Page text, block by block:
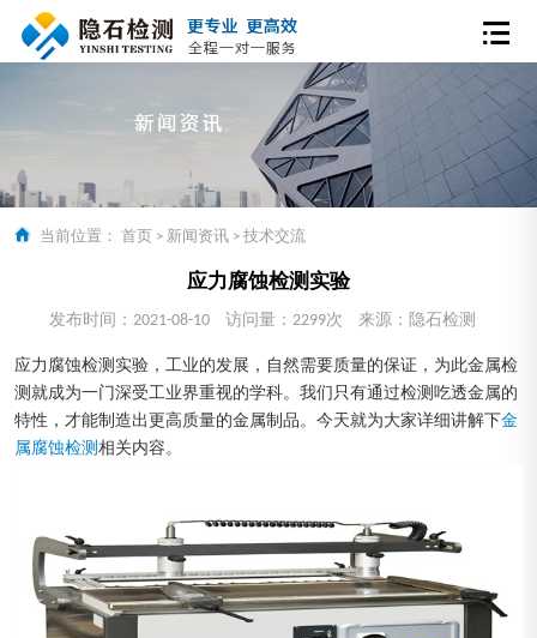
当前位置： 首页 > 新闻资讯 > 技术交流
应力腐蚀检测实验
发布时间：2021-08-10 访问量：2299次 来源：隐石检测
应力腐蚀检测实验，工业的发展，自然需要质量的保证，为此金属检
测就成为一门深受工业界重视的学科。我们只有通过检测吃透金属的
特性，才能制造出更高质量的金属制品。今天就为大家详细讲解下金
属腐蚀检测 相关内容。